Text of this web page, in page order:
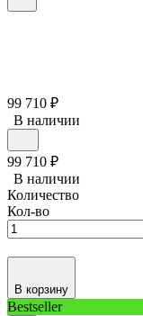
99 710 ₽
В наличии
99 710 ₽
В наличии
Количество
Кол-во
В корзину
Bestseller